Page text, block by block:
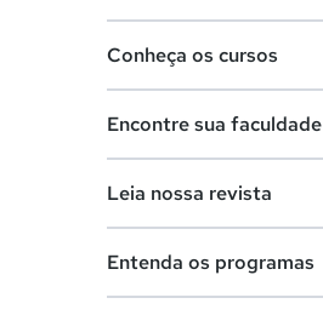
Lista de profissões
Conheça os cursos
Cursos de graduação
Cursos livres
Encontre sua faculdade
Faculdades na sua cidade
Leia nossa revista
Entenda os programas